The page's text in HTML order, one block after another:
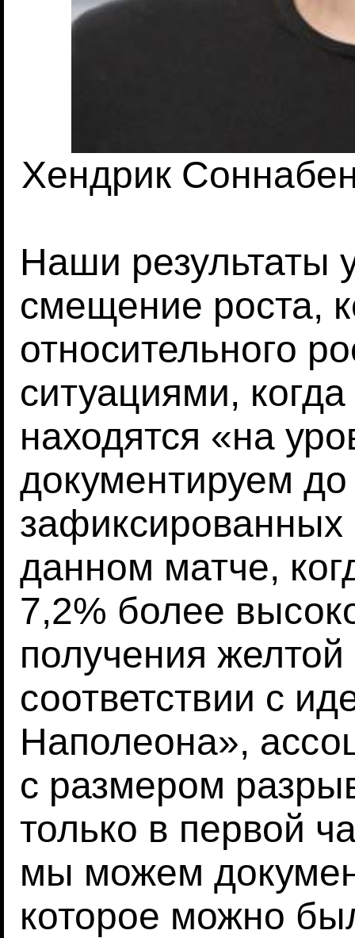
Хендрик
Наши результаты
смещение роста,
относительного
ситуациями,
находятся «на
документируем
зафиксированных
данном матче,
7,2% более
получения желтой
соответствии с
Наполеона»,
с размером
только в первой
мы можем
которое можно